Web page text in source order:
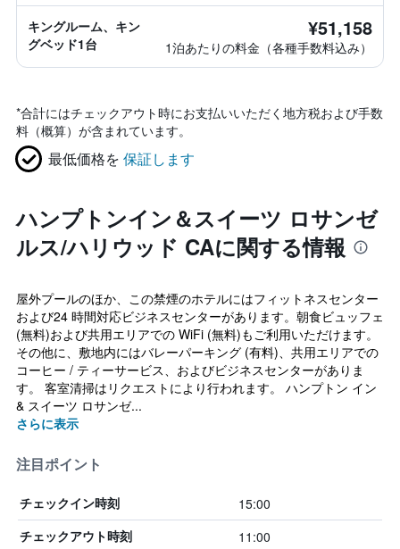
キングルーム、キン
グベッド1台
¥51,158
1泊あたりの料金（各種手数料込み）
*合計にはチェックアウト時にお支払いいただく地方税および手数
料（概算）が含まれています。
最低価格を 保証します
ハンプトンイン＆スイーツ ロサンゼ
ルス/ハリウッド CAに関する情報
屋外プールのほか、この禁煙のホテルにはフィットネスセンター
および24 時間対応ビジネスセンターがあります。朝食ビュッフェ
(無料)および共用エリアでの WiFi (無料)もご利用いただけます。
その他に、敷地内にはバレーパーキング (有料)、共用エリアでの
コーヒー / ティーサービス、およびビジネスセンターがありま
す。 客室清掃はリクエストにより行われます。 ハンプトン イン
& スイーツ ロサンゼ...
さらに表示
注目ポイント
チェックイン時刻 15:00
チェックアウト時刻 11:00